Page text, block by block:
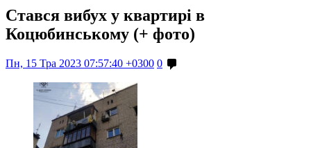
Стався вибух у квартирі в
Коцюбинському (+ фото)
Пн, 15 Тра 2023 07:57:40 +0300 0